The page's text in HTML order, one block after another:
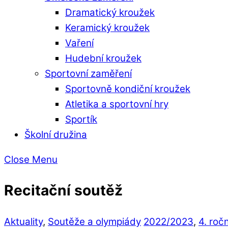
Dramatický kroužek
Keramický kroužek
Vaření
Hudební kroužek
Sportovní zaměření
Sportovně kondiční kroužek
Atletika a sportovní hry
Sportík
Školní družina
Close Menu
Recitační soutěž
Aktuality, Soutěže a olympiády 2022/2023, 4.